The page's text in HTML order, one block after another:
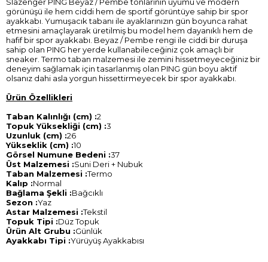
görünüşü ile hem ciddi hem de sportif görüntüye sahip bir spor
ayakkabı. Yumuşacık tabanı ile ayaklarınızın gün boyunca rahat
etmesini amaçlayarak üretilmiş bu model hem dayanıklı hem de
hafif bir spor ayakkabı. Beyaz / Pembe rengi ile ciddi bir duruşa
sahip olan PING her yerde kullanabileceğiniz çok amaçlı bir
sneaker. Termo taban malzemesi ile zemini hissetmeyeceğiniz bir
deneyim sağlamak için tasarlanmış olan PING gün boyu aktif
olsanız dahi asla yorgun hissettirmeyecek bir spor ayakkabı.
Ürün Özellikleri
Taban Kalınlığı (cm) :2
Topuk Yüksekliği (cm) :3
Uzunluk (cm) :26
Yükseklik (cm) :10
Görsel Numune Bedeni :37
Üst Malzemesi :Suni Deri + Nubuk
Taban Malzemesi :Termo
Kalıp :Normal
Bağlama Şekli :Bağcıklı
Sezon :Yaz
Astar Malzemesi :Tekstil
Topuk Tipi :Düz Topuk
Ürün Alt Grubu :Günlük
Ayakkabı Tipi :Yürüyüş Ayakkabısı